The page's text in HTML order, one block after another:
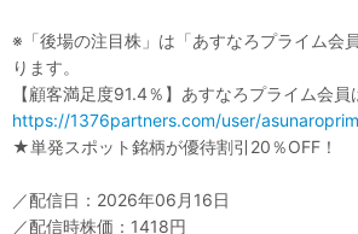
※「後場の注目株」は「あすなろプライム会
ります。
【顧客満足度91.4％】あすなろプライム会員
https://1376partners.com/user/
★単発スポット銘柄が優待割引20％OFF！
／配信日：2026年06月16日
／配信時株価：1418円